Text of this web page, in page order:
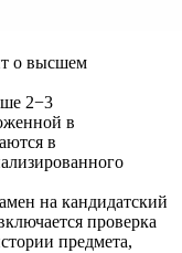
о высшем
2−3
в
в
на кандидатский
проверка
предмета,